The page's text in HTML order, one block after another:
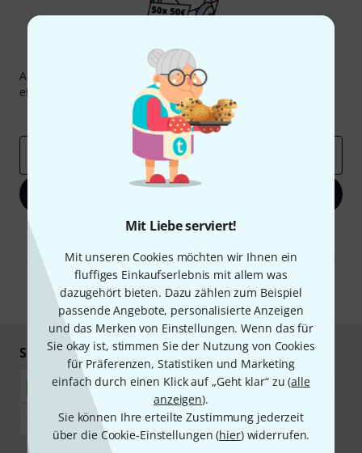
Mit Liebe serviert!
Mit unseren Cookies möchten wir Ihnen ein
fluffiges Einkaufserlebnis mit allem was
dazugehört bieten. Dazu zählen zum Beispiel
passende Angebote, personalisierte Anzeigen
und das Merken von Einstellungen. Wenn das für
Sie okay ist, stimmen Sie der Nutzung von Cookies
für Präferenzen, Statistiken und Marketing
einfach durch einen Klick auf „Geht klar“ zu (alle
anzeigen).
Sie können Ihre erteilte Zustimmung jederzeit
über die Cookie-Einstellungen (hier) widerrufen.
Thomann Newsletter
Abonniere den Thomann Newsletter und gewinne mit
etwas Glück einen von50 Gutscheinen
Inspirierende Beiträge
Deals
Mit Klick auf „Jetzt anmelden“ stimmen Sie dem Erhalt von E-Mail-
Werbung und einer Messung des E-Mail-Nutzungsverhaltens zu. Die
Abmeldung ist jederzeit möglich. Weitere Informationen finden Sie in
unserenDatenschutzhinweisen.
* Pflichtfeld
Sicher einkaufen & bezahlen